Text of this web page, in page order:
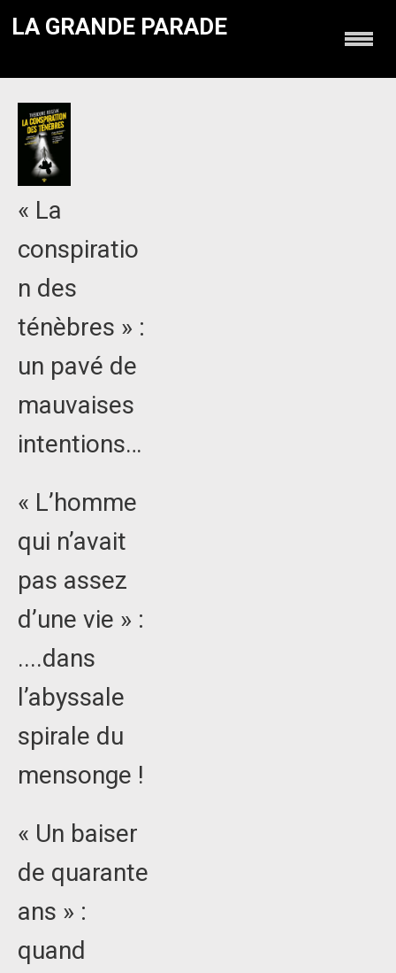
LA GRANDE PARADE
« La
conspiratio
n des
ténèbres » :
un pavé de
mauvaises
intentions…
« L’homme
qui n’avait
pas assez
d’une vie » :
....dans
l’abyssale
spirale du
mensonge !
« Un baiser
de quarante
ans » :
quand